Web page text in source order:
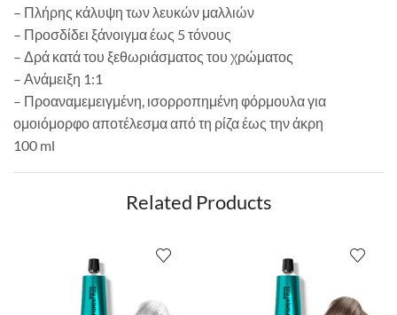
– Πλήρης κάλυψη των λευκών μαλλιών
– Προσδίδει ξάνοιγμα έως 5 τόνους
– Δρά κατά του ξεθωριάσματος του χρώματος
– Ανάμειξη 1:1
– Προαναμεμειγμένη, ισορροπημένη φόρμουλα για
ομοιόμορφο αποτέλεσμα από τη ρίζα έως την άκρη
100 ml
Related Products